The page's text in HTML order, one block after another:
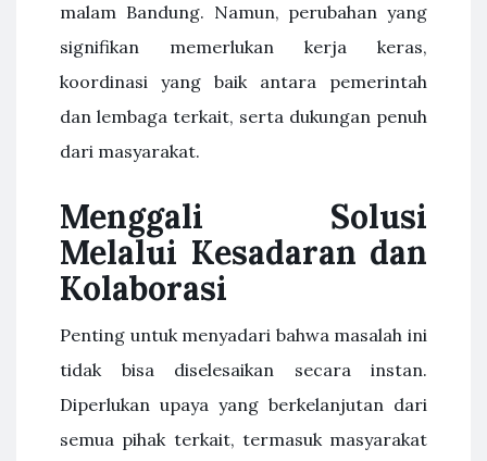
malam Bandung. Namun, perubahan yang
signifikan memerlukan kerja keras,
koordinasi yang baik antara pemerintah
dan lembaga terkait, serta dukungan penuh
dari masyarakat.
Menggali Solusi
Melalui Kesadaran dan
Kolaborasi
Penting untuk menyadari bahwa masalah ini
tidak bisa diselesaikan secara instan.
Diperlukan upaya yang berkelanjutan dari
semua pihak terkait, termasuk masyarakat